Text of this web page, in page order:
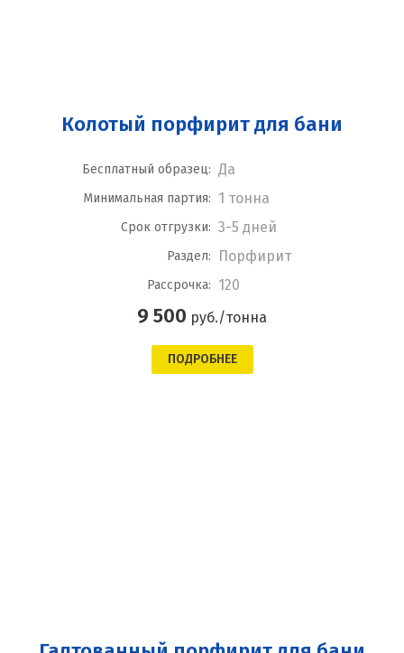
Колотый порфирит для бани
Бесплатный образец: Да
Минимальная партия: 1 тонна
Срок отгрузки: 3-5 дней
Раздел: Порфирит
Рассрочка: 120
9 500 руб./тонна
ПОДРОБНЕЕ